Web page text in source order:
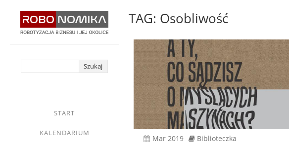
START
KALENDARIUM
TAG: Osobliwość
mar 2019 Biblioteczka